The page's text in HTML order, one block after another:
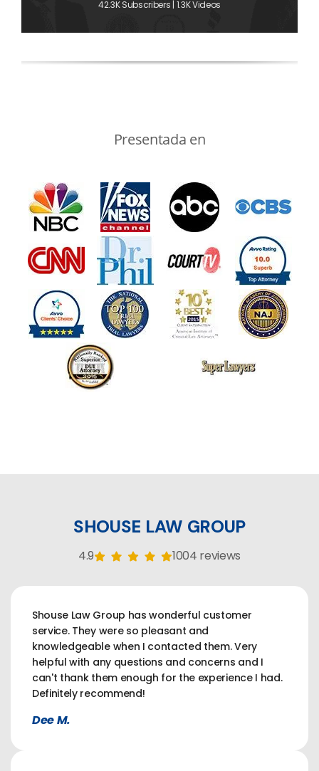
42.3K Subscribers | 1.3K Videos
Presentada en
SHOUSE LAW GROUP
4.9 1004 reviews
Shouse Law Group has wonderful customer
service. They were so pleasant and
knowledgeable when I contacted them. Very
helpful with any questions and concerns and I
can't thank them enough for the experience I had.
Definitely recommend!
Dee M.